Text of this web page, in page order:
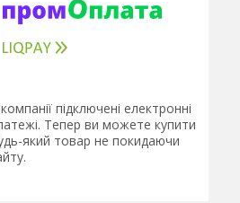
підключені електронні
Тепер ви можете купити
який товар не покидаючи